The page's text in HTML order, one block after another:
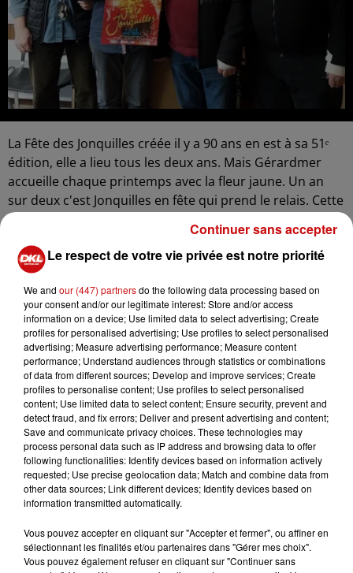
La Fête des Jonquilles créée il y a 90 ans en est à sa 51ᵉ
édition, elle a lieu tous les deux ans. Mais Gérardmer
accueille chaque printemps avec la fleur jaune. Un an
sur deux c'est Jonquilles en fête qui prend le relais. Cette
année, la fête aura une marraine populaire, Laetitia
Millot, animatrice entre autre du Meilleur Pâtissier. Le
corso dominical annonce une vingtaine de chars piqués
de 3 millions de fleurs. Mais ce sont autant de
formations musicales soigneusement recrutées.
Jean-Claude Kieffer, ancien colmarien est dans
l'organisation. Il est aussi administrateur de la Ronde
des Fêtes : "Il faut que les gens, quand ils voient la
musique venir, il faut qu'ils se disent "Oh, c'est beau"
voilà les gens qui sont bien habillés. Il y a des Hollandais
qui circulent en costume parfait. Il y a des Celtes, il y a
des ambianceurs de Nice. On a quand même un petit
peu remué la foule et tout. On a montée en gamme
cette année par rapport à tout ça parce qu'on veut
vraiment un truc qui pète. Comme dit notre président, il
faut que les gens y fassent Waouh !"
Chaque année, des milliers d'Alsaciens participent aux
festivités printanières géromoise, surtout des bas-
Le respect de votre vie privée est notre priorité
We and our (447) partnersdo the following data processing based on
your consent and/or our legitimate interest: Store and/or access
information on a device; Use limited data to select advertising; Create
profiles for personalised advertising; Use profiles to select personalised
advertising; Measure advertising performance; Measure content
performance; Understand audiences through statistics or combinations
of data from different sources; Develop and improve services; Create
profiles to personalise content; Use profiles to select personalised
content; Use limited data to select content; Ensure security, prevent and
detect fraud, and fix errors; Deliver and present advertising and content;
Save and communicate privacy choices. These technologies may
process personal data such as IP address and browsing data to offer
following functionalities: Identify devices based on information actively
requested; Use precise geolocation data; Match and combine data from
other data sources; Link different devices; Identify devices based on
information transmitted automatically.
Vous pouvez accepter en cliquant sur "Accepter et fermer", ou affiner en
sélectionnant les finalités et/ou partenaires dans "Gérer mes choix".
Vous pouvez également refuser en cliquant sur "Continuer sans
Continuer sans accepter